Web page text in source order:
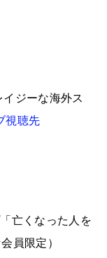
ジーな海外ス
視聴先
亡くなった人を
員限定）